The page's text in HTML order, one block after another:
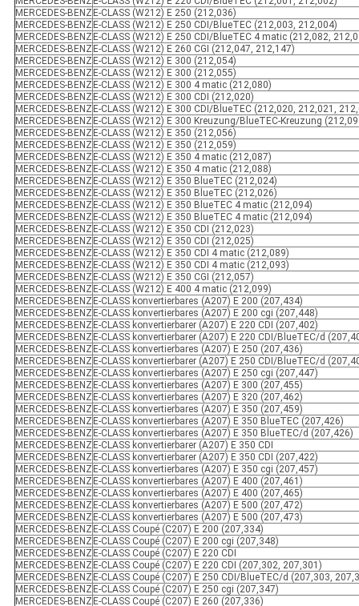
MERCEDES-BENZ E-CLASS (W212) E 250 (212,036)
MERCEDES-BENZ E-CLASS (W212) E 250 CDI/BlueTEC (212,003, 212,004)
MERCEDES-BENZ E-CLASS (W212) E 250 CDI/BlueTEC 4 matic (212,082,
MERCEDES-BENZ E-CLASS (W212) E 260 CGI (212,047, 212,147)
MERCEDES-BENZ E-CLASS (W212) E 300 (212,054)
MERCEDES-BENZ E-CLASS (W212) E 300 (212,055)
MERCEDES-BENZ E-CLASS (W212) E 300 4 matic (212,080)
MERCEDES-BENZ E-CLASS (W212) E 300 CDI (212,020)
MERCEDES-BENZ E-CLASS (W212) E 300 CDI/BlueTEC (212,020, 212,021,
MERCEDES-BENZ E-CLASS (W212) E 300 Kreuzung/BlueTEC-Kreuzung
MERCEDES-BENZ E-CLASS (W212) E 350 (212,056)
MERCEDES-BENZ E-CLASS (W212) E 350 (212,059)
MERCEDES-BENZ E-CLASS (W212) E 350 4 matic (212,087)
MERCEDES-BENZ E-CLASS (W212) E 350 4 matic (212,088)
MERCEDES-BENZ E-CLASS (W212) E 350 BlueTEC (212,024)
MERCEDES-BENZ E-CLASS (W212) E 350 BlueTEC (212,026)
MERCEDES-BENZ E-CLASS (W212) E 350 BlueTEC 4 matic (212,094)
MERCEDES-BENZ E-CLASS (W212) E 350 BlueTEC 4 matic (212,094)
MERCEDES-BENZ E-CLASS (W212) E 350 CDI (212,023)
MERCEDES-BENZ E-CLASS (W212) E 350 CDI (212,025)
MERCEDES-BENZ E-CLASS (W212) E 350 CDI 4 matic (212,089)
MERCEDES-BENZ E-CLASS (W212) E 350 CDI 4 matic (212,093)
MERCEDES-BENZ E-CLASS (W212) E 350 CGI (212,057)
MERCEDES-BENZ E-CLASS (W212) E 400 4 matic (212,099)
MERCEDES-BENZ E-CLASS konvertierbares (A207) E 200 (207,434)
MERCEDES-BENZ E-CLASS konvertierbares (A207) E 200 cgi (207,448)
MERCEDES-BENZ E-CLASS konvertierbarer (A207) E 220 CDI (207,402)
MERCEDES-BENZ E-CLASS konvertierbarer (A207) E 220 CDI/BlueTEC/d
MERCEDES-BENZ E-CLASS konvertierbares (A207) E 250 (207,436)
MERCEDES-BENZ E-CLASS konvertierbarer (A207) E 250 CDI/BlueTEC/d
MERCEDES-BENZ E-CLASS konvertierbares (A207) E 250 cgi (207,447)
MERCEDES-BENZ E-CLASS konvertierbares (A207) E 300 (207,455)
MERCEDES-BENZ E-CLASS konvertierbares (A207) E 320 (207,462)
MERCEDES-BENZ E-CLASS konvertierbares (A207) E 350 (207,459)
MERCEDES-BENZ E-CLASS konvertierbares (A207) E 350 BlueTEC (207,426)
MERCEDES-BENZ E-CLASS konvertierbares (A207) E 350 BlueTEC/d (207,426)
MERCEDES-BENZ E-CLASS konvertierbarer (A207) E 350 CDI
MERCEDES-BENZ E-CLASS konvertierbarer (A207) E 350 CDI (207,422)
MERCEDES-BENZ E-CLASS konvertierbares (A207) E 350 cgi (207,457)
MERCEDES-BENZ E-CLASS konvertierbares (A207) E 400 (207,461)
MERCEDES-BENZ E-CLASS konvertierbares (A207) E 400 (207,465)
MERCEDES-BENZ E-CLASS konvertierbares (A207) E 500 (207,472)
MERCEDES-BENZ E-CLASS konvertierbares (A207) E 500 (207,473)
MERCEDES-BENZ E-CLASS Coupé (C207) E 200 (207,334)
MERCEDES-BENZ E-CLASS Coupé (C207) E 200 cgi (207,348)
MERCEDES-BENZ E-CLASS Coupé (C207) E 220 CDI
MERCEDES-BENZ E-CLASS Coupé (C207) E 220 CDI (207,302, 207,301)
MERCEDES-BENZ E-CLASS Coupé (C207) E 250 CDI/BlueTEC/d (207,303,
MERCEDES-BENZ E-CLASS Coupé (C207) E 250 cgi (207,347)
MERCEDES-BENZ E-CLASS Coupé (C207) E 260 (207,336)